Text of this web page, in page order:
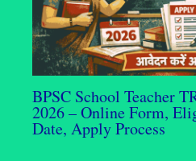
BPSC School Teacher
2026 – Online Form,
Date, Apply Process